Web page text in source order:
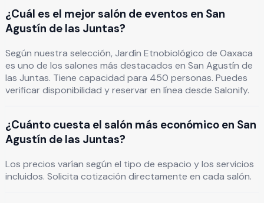
¿Cuál es el mejor salón de eventos en San
Agustín de las Juntas?
Según nuestra selección, Jardín Etnobiológico de Oaxaca
es uno de los salones más destacados en San Agustín de
las Juntas. Tiene capacidad para 450 personas. Puedes
verificar disponibilidad y reservar en línea desde Salonify.
¿Cuánto cuesta el salón más económico en San
Agustín de las Juntas?
Los precios varían según el tipo de espacio y los servicios
incluidos. Solicita cotización directamente en cada salón.